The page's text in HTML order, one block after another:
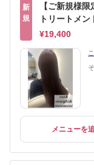
新
規
【ご新規様
トリートメン
¥19,400
メニューを